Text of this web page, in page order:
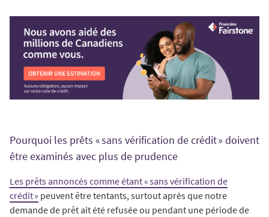
Pourquoi les prêts « sans vérification de crédit » doivent
être examinés avec plus de prudence
Les prêts annoncés comme étant « sans vérification de
crédit » peuvent être tentants, surtout après que notre
demande de prêt ait été refusée ou pendant une période de